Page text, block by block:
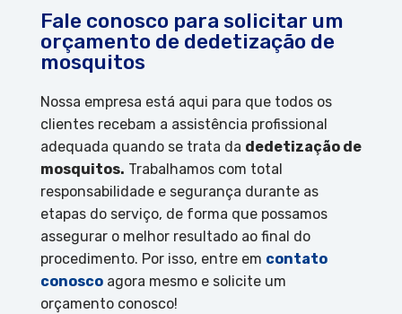
Fale conosco para solicitar um
orçamento de dedetização de
mosquitos
Nossa empresa está aqui para que todos os
clientes recebam a assistência profissional
adequada quando se trata da dedetização de
mosquitos. Trabalhamos com total
responsabilidade e segurança durante as
etapas do serviço, de forma que possamos
assegurar o melhor resultado ao final do
procedimento. Por isso, entre em contato
conoscoagora mesmo e solicite um
orçamento conosco!